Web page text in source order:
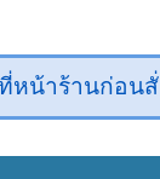
หน้าร้านก่อน